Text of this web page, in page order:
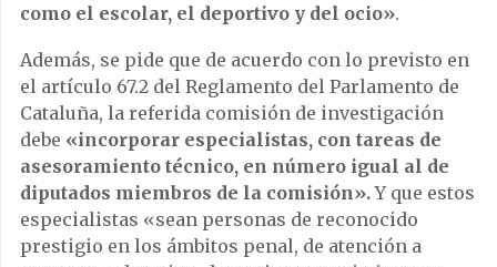
como el escolar, el deportivo y del ocio».
Además, se pide que de acuerdo con lo previsto en
el artículo 67.2 del Reglamento del Parlamento de
Cataluña, la referida comisión de investigación
debe «incorporar especialistas, con tareas de
asesoramiento técnico, en número igual al de
diputados miembros de la comisión».Y que estos
especialistas «sean personas de reconocido
prestigio en los ámbitos penal, de atención a